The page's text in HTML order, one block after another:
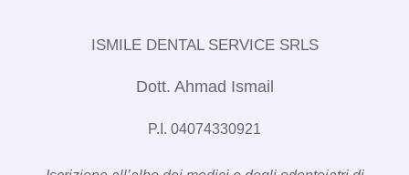
ISMILE DENTAL SERVICE SRLS​
Dott. Ahmad Ismail
P.I. 04074330921